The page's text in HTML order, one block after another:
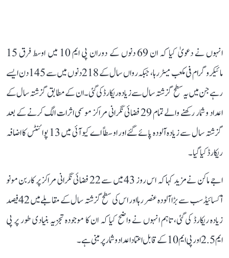
انہوں نے دعویٰ کیا کہ ان 69 دنوں کے دوران پی ایم 10 میں اوسط فرق 15
مائیکروگرام فی مکعب میٹر رہا، جبکہ رواں سال کے 218 دنوں میں سے 145 دن ایسے
رہے جن میں یہ سطح گزشتہ سال سے زیادہ ریکارڈ کی گئی۔ ان کے مطابق گزشتہ سال کے
اعداد و شمار رکھنے والے تمام 29 فضائی نگرانی مراکز موسمی اثرات الگ کرنے کے بعد
گزشتہ سال سے زیادہ آلودہ پائے گئے اور اوسطاً اے کیو آئی میں 13 پوائنٹس کا اضافہ
ریکارڈ کیا گیا۔
اجے ماکن نے مزید کہا کہ اس روز 43 میں سے 22 فضائی نگرانی مراکز پر کاربن مونو
آکسائیڈ سب سے بڑا آلودہ عنصر رہا اور اس کی سطح گزشتہ سال کے مقابلے میں 42 فیصد
زیادہ ریکارڈ کی گئی، تاہم انہوں نے واضح کیا کہ ان کا موجودہ تجزیہ بنیادی طور پر پی
ایم 2.5 اور پی ایم 10 کے قابل اعتماد اعداد و شمار پر مبنی ہے۔